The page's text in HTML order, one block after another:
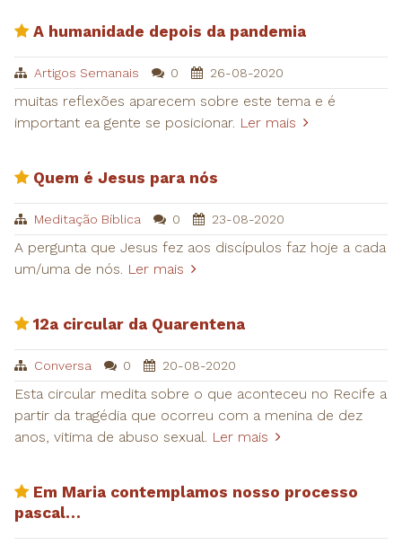
A humanidade depois da pandemia
Artigos Semanais 0 26-08-2020
muitas reflexões aparecem sobre este tema e é
important ea gente se posicionar. Ler mais
Quem é Jesus para nós
Meditação Bíblica 0 23-08-2020
A pergunta que Jesus fez aos discípulos faz hoje a cada
um/uma de nós. Ler mais
12a circular da Quarentena
Conversa 0 20-08-2020
Esta circular medita sobre o que aconteceu no Recife a
partir da tragédia que ocorreu com a menina de dez
anos, vitima de abuso sexual. Ler mais
Em Maria contemplamos nosso processo
pascal…